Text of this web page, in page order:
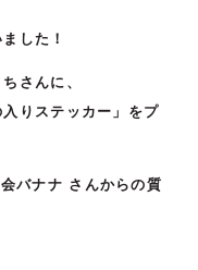
した！
さんに、
入りステッカー」をプ
バナナ さんからの質